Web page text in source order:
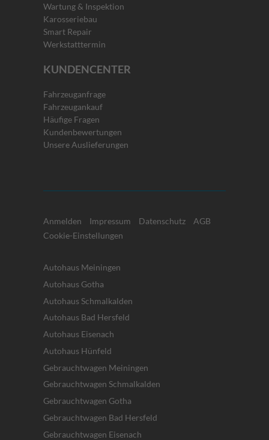
Wartung & Inspektion
Karosseriebau
Smart Repair
Werkstatttermin
KUNDENCENTER
Fahrzeuganfrage
Fahrzeugankauf
Häufige Fragen
Kundenbewertungen
Unsere Auslieferungen
Anmelden Impressum Datenschutz
AGB
Cookie-Einstellungen
Autohaus Meiningen
Autohaus Gotha
Autohaus Schmalkalden
Autohaus Bad Hersfeld
Autohaus Eisenach
Autohaus Hünfeld
Gebrauchtwagen Meiningen
Gebrauchtwagen Schmalkalden
Gebrauchtwagen Gotha
Gebrauchtwagen Bad Hersfeld
Gebrauchtwagen Eisenach